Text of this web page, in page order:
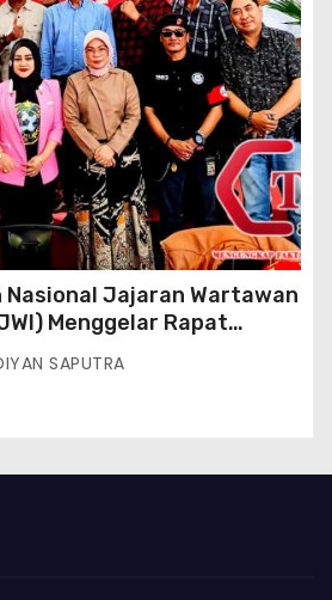
Nasional Jajaran Wartawan
Menggelar Rapat
Di Jakarta
SAPUTRA